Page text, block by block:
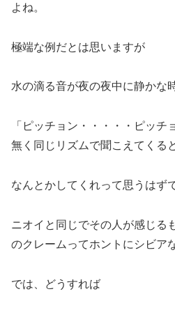
よね。
極端な例だとは思いますが
水の滴る音が夜の夜中に静かな
「ピッチョン・・・・・ピッチ
無く同じリズムで聞こえてくる
なんとかしてくれって思うはず
ニオイと同じでその人が感じる
のクレームってホントにシビア
では、どうすれば